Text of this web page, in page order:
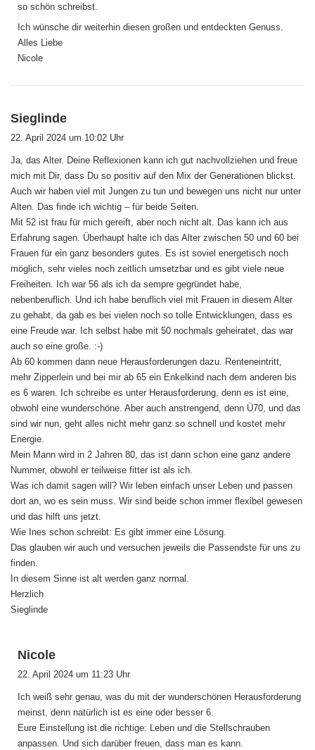
so schön schreibst.
Ich wünsche dir weiterhin diesen großen und entdeckten Genuss.
Alles Liebe
Nicole
Sieglinde
t
:
22. April 2024 um 10:02 Uhr
Ja, das Alter. Deine Reflexionen kann ich gut nachvollziehen und freue
mich mit Dir, dass Du so positiv auf den Mix der Generationen blickst.
Auch wir haben viel mit Jungen zu tun und bewegen uns nicht nur unter
Alten. Das finde ich wichtig – für beide Seiten.
Mit 52 ist frau für mich gereift, aber noch nicht alt. Das kann ich aus
Erfahrung sagen. Überhaupt halte ich das Alter zwischen 50 und 60 bei
Frauen für ein ganz besonders gutes. Es ist soviel energetisch noch
möglich, sehr vieles noch zeitlich umsetzbar und es gibt viele neue
Freiheiten. Ich war 56 als ich da sempre gegründet habe,
nebenberuflich. Und ich habe beruflich viel mit Frauen in diesem Alter
zu gehabt, da gab es bei vielen noch so tolle Entwicklungen, dass es
eine Freude war. Ich selbst habe mit 50 nochmals geheiratet, das war
auch so eine große. :-)
Ab 60 kommen dann neue Herausforderungen dazu. Renteneintritt,
mehr Zipperlein und bei mir ab 65 ein Enkelkind nach dem anderen bis
es 6 waren. Ich schreibe es unter Herausforderung, denn es ist eine,
obwohl eine wunderschöne. Aber auch anstrengend, denn Ü70, und das
sind wir nun, geht alles nicht mehr ganz so schnell und kostet mehr
Energie.
Mein Mann wird in 2 Jahren 80, das ist dann schon eine ganz andere
Nummer, obwohl er teilweise fitter ist als ich.
Was ich damit sagen will? Wir leben einfach unser Leben und passen
dort an, wo es sein muss. Wir sind beide schon immer flexibel gewesen
und das hilft uns jetzt.
Wie Ines schon schreibt: Es gibt immer eine Lösung.
Das glauben wir auch und versuchen jeweils die Passendste für uns zu
finden.
In diesem Sinne ist alt werden ganz normal.
Herzlich
Sieglinde
Nicole
t
:
22. April 2024 um 11:23 Uhr
Ich weiß sehr genau, was du mit der wunderschönen Herausforderung
meinst, denn natürlich ist es eine oder besser 6.
Eure Einstellung ist die richtige: Leben und die Stellschrauben
anpassen. Und sich darüber freuen, dass man es kann.